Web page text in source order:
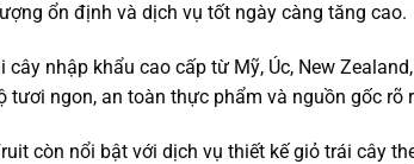
ổn định và dịch vụ tốt ngày càng tăng cao.
nhập khẩu cao cấp từ Mỹ, Úc, New
ngon, an toàn thực phẩm và nguồn gốc rõ
còn nổi bật với dịch vụ thiết kế giỏ trái cây